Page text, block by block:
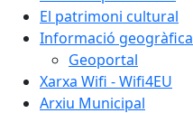
El patrimoni cultural
Informació geogràfica
Geoportal
Xarxa Wifi - Wifi4EU
Arxiu Municipal